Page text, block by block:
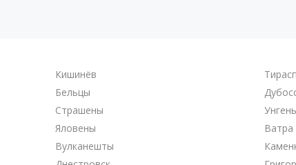
Кишинёв
Бельцы
Страшены
Яловены
Вулканешты
Ватра